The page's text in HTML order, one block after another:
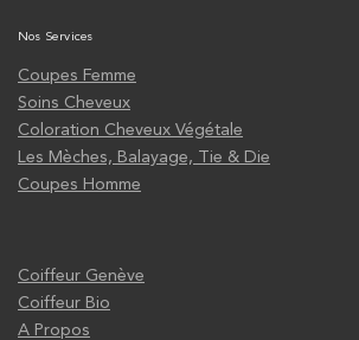
Nos Services
Coupes Femme
Soins Cheveux
Coloration Cheveux Végétale
Les Mèches, Balayage, Tie & Die
Coupes Homme
Coiffeur Genève
Coiffeur Bio
A Propos